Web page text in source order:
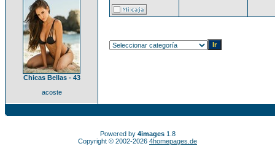
Chicas Bellas - 43
acoste
Powered by 4images1.8
Copyright © 2002-2026 4homepages.de